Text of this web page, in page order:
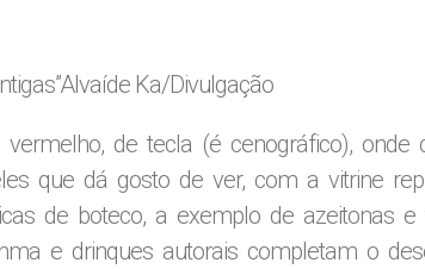
Alvaíde Ka/Divulgação
de tecla (é cenográfico), onde
que dá gosto de ver, com a vitrine
de boteco, a exemplo de azeitonas e
e drinques autorais completam o